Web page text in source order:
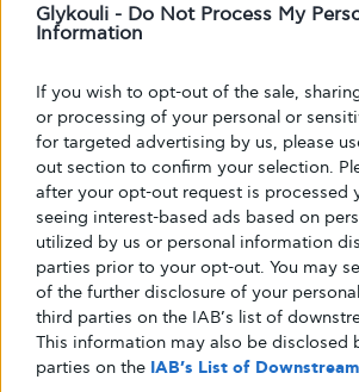
Glykouli - Do Not Process My
Information
If you wish to opt-out of the sale,
or processing of your personal or
for targeted advertising by us, please
out section to confirm your selection.
after your opt-out request is processed
seeing interest-based ads based on
utilized by us or personal information
parties prior to your opt-out. You may
of the further disclosure of your
third parties on the IAB’s list of
This information may also be disclosed
parties on the IAB’s List of
Glykouli